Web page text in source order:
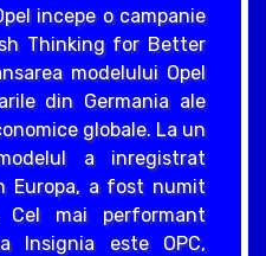
incepe o campanie
Thinking for Better
modelului Opel
din Germania ale
globale. La un
a inregistrat
Europa, a fost numit
Cel mai performant
Insignia este OPC,